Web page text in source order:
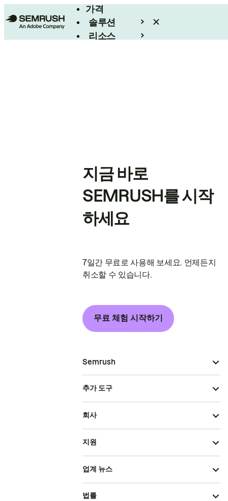
가격
솔루션
리소스
지금 바로
SEMRUSH를 시작
하세요
7일간 무료로 사용해 보세요. 언제든지
취소할 수 있습니다.
무료 체험 시작하기
Semrush
추가 도구
회사
지원
업계 뉴스
법률